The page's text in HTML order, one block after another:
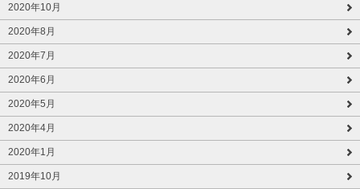
2020年10月
2020年8月
2020年7月
2020年6月
2020年5月
2020年4月
2020年1月
2019年10月